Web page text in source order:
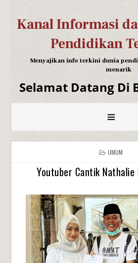
Kanal Informasi
Pendidikan
Menyajikan info terkini dunia
menarik
Selamat Datang Di
≡
UMUM
Youtuber Cantik Nathalie